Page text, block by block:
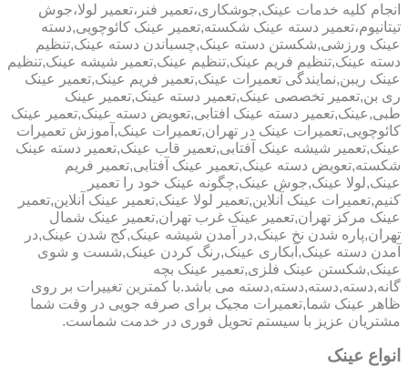
انجام کلیه خدمات عینک,جوشکاری،تعمیر فنر،تعمیر لولا،جوش
تیتانیوم،تعمیر دسته عینک شکسته,تعمیر عینک کائوچویی,دسته
عینک ورزشی,شکستن دسته عینک,چسباندن دسته عینک,تنظیم
دسته عینک,تنظیم فریم عینک,تنظیم عینک,تعمیر شیشه عینک,تنظیم
عینک ریبن,نمایندگی تعمیرات عینک,تعمیر فریم عینک,تعمیر عینک
ری بن,تعمیر تخصصی عینک,تعمیر دسته عینک,تعمیر عینک
طبی,عینک,تعمیر دسته عینک افتابی,تعویض دسته عینک,تعمیر عینک
کائوچویی,تعمیرات عینک در تهران,تعمیرات عینک,آموزش تعمیرات
عینک,تعمیر شیشه عینک آفتابی,تعمیر قاب عینک,تعمیر دسته عینک
شکسته,تعویض دسته عینک,تعمیر عینک آفتابی,تعمیر فریم
عینک,لولا عینک,جوش عینک,چگونه عینک خود را تعمیر
کنیم,تعمیرات عینک آنلاین,تعمیر لولا عینک,تعمیر عینک آنلاین,تعمیر
عینک مرکز تهران,تعمیر عینک غرب تهران,تعمیر عینک شمال
تهران,پاره شدن نخ عینک,در آمدن شیشه عینک,کج شدن عینک,در
آمدن دسته عینک,آبکاری عینک,رنگ کردن عینک,شست و شوی
عینک,شکستن عینک فلزی,تعمیر عینک بچه
گانه,دسته,دسته,دسته,دسته می باشد.با کمترین تغییرات بر روی
ظاهر عینک شما,تعمیرات مجیک برای صرفه جویی در وقت شما
مشتریان عزیز با سیستم تحویل فوری در خدمت شماست.
انواع عینک